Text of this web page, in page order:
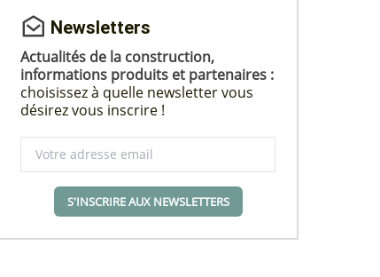
Newsletters
Actualités de la construction,
informations produits et partenaires :
choisissez à quelle newsletter vous
désirez vous inscrire !
S'INSCRIRE AUX NEWSLETTERS